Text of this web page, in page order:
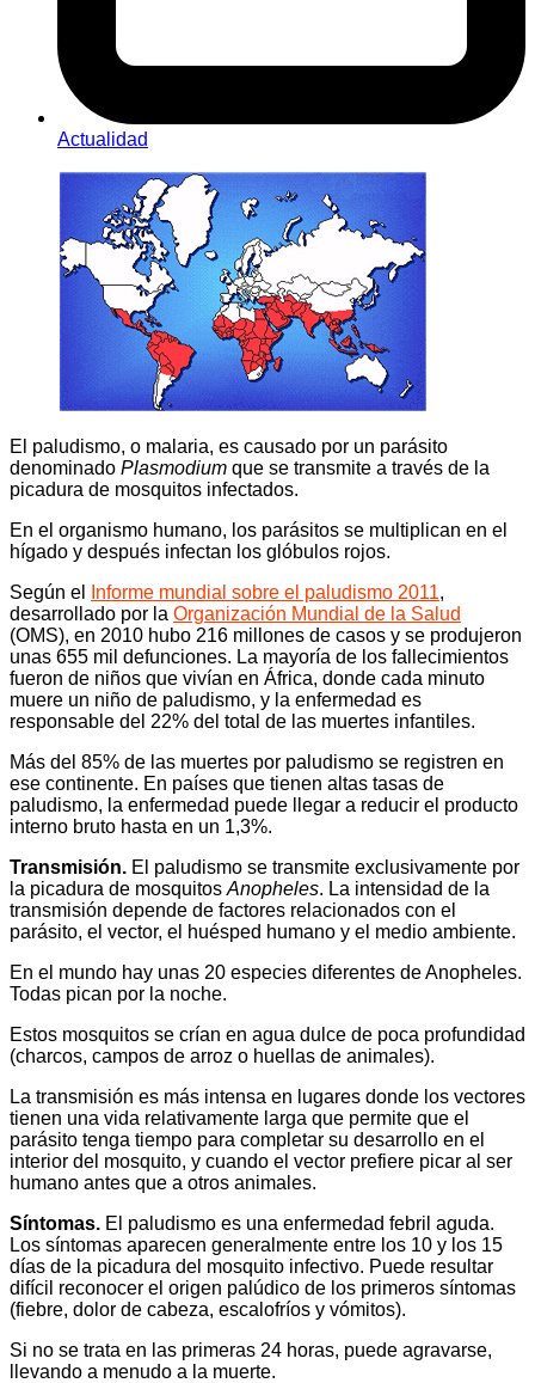
Actualidad
El paludismo, o malaria, es causado por un parásito
denominado Plasmodium que se transmite a través de la
picadura de mosquitos infectados.
En el organismo humano, los parásitos se multiplican en el
hígado y después infectan los glóbulos rojos.
Según el
Informe mundial sobre el paludismo 2011,
desarrollado por la Organización Mundial de la Salud
(OMS), en 2010 hubo 216 millones de casos y se produjeron
unas 655 mil defunciones. La mayoría de los fallecimientos
fueron de niños que vivían en África, donde cada minuto
muere un niño de paludismo, y la enfermedad es
responsable del 22% del total de las muertes infantiles.
Más del 85% de las muertes por paludismo se registren en
ese continente. En países que tienen altas tasas de
paludismo, la enfermedad puede llegar a reducir el producto
interno bruto hasta en un 1,3%.
Transmisión. El paludismo se transmite exclusivamente por
la picadura de mosquitos Anopheles. La intensidad de la
transmisión depende de factores relacionados con el
parásito, el vector, el huésped humano y el medio ambiente.
En el mundo hay unas 20 especies diferentes de Anopheles.
Todas pican por la noche.
Estos mosquitos se crían en agua dulce de poca profundidad
(charcos, campos de arroz o huellas de animales).
La transmisión es más intensa en lugares donde los vectores
tienen una vida relativamente larga que permite que el
parásito tenga tiempo para completar su desarrollo en el
interior del mosquito, y cuando el vector prefiere picar al ser
humano antes que a otros animales.
Síntomas. El paludismo es una enfermedad febril aguda.
Los síntomas aparecen generalmente entre los 10 y los 15
días de la picadura del mosquito infectivo. Puede resultar
difícil reconocer el origen palúdico de los primeros síntomas
(fiebre, dolor de cabeza, escalofríos y vómitos).
Si no se trata en las primeras 24 horas, puede agravarse,
llevando a menudo a la muerte.